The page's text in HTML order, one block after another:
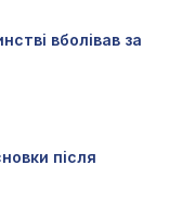
вболівав за
після